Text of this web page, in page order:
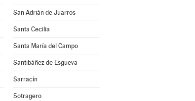
San Adrián de Juarros
Santa Cecilia
Santa María del Campo
Santibáñez de Esgueva
Sarracín
Sotragero